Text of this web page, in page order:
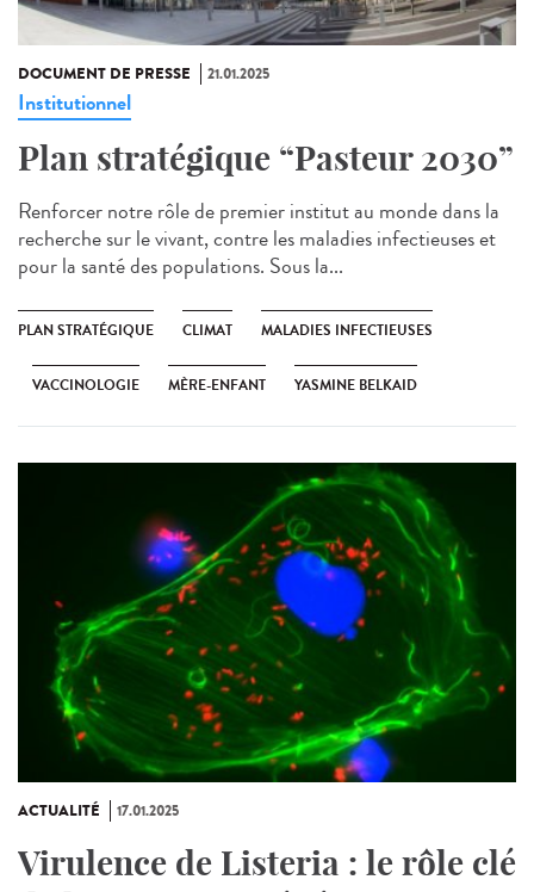
DOCUMENT DE PRESSE 21.01.2025
Institutionnel
Plan stratégique “Pasteur 2030”
Renforcer notre rôle de premier institut au monde dans la
recherche sur le vivant, contre les maladies infectieuses et
pour la santé des populations. Sous la...
PLAN STRATÉGIQUE CLIMAT MALADIES INFECTIEUSES
VACCINOLOGIE MÈRE-ENFANT YASMINE BELKAID
ACTUALITÉ 17.01.2025
Virulence de Listeria : le rôle clé